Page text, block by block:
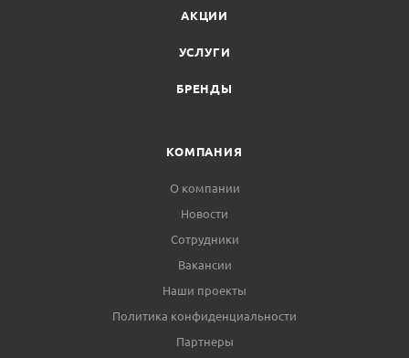
АКЦИИ
УСЛУГИ
БРЕНДЫ
КОМПАНИЯ
О компании
Новости
Сотрудники
Вакансии
Наши проекты
Политика конфиденциальности
Партнеры